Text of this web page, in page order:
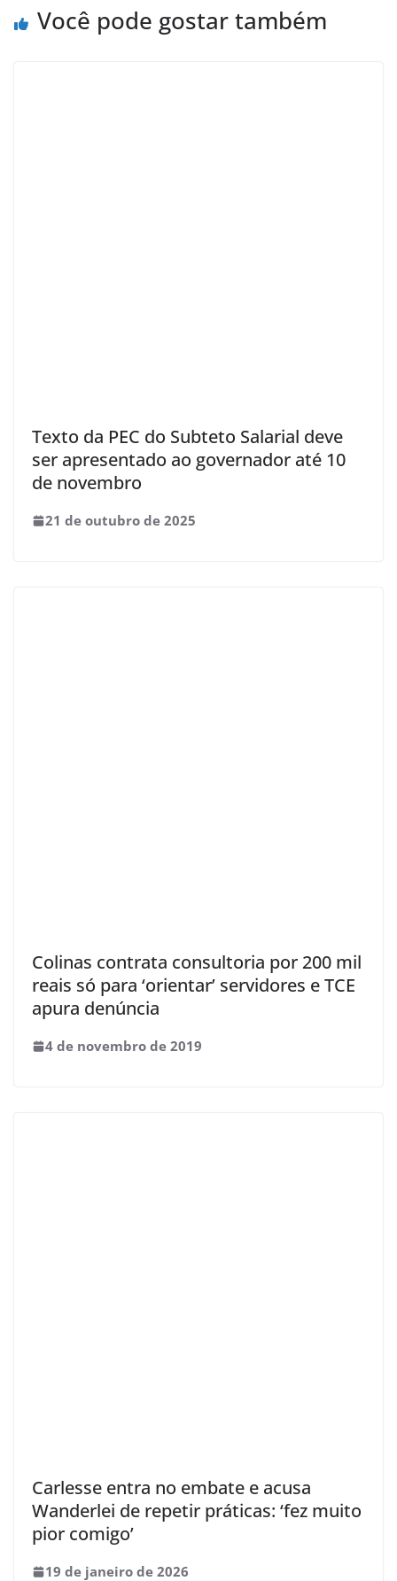
Você pode gostar também
Texto da PEC do Subteto Salarial deve
ser apresentado ao governador até 10
de novembro
21 de outubro de 2025
Colinas contrata consultoria por 200 mil
reais só para ‘orientar’ servidores e TCE
apura denúncia
4 de novembro de 2019
Carlesse entra no embate e acusa
Wanderlei de repetir práticas: ‘fez muito
pior comigo’
19 de janeiro de 2026